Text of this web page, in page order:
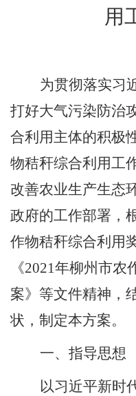
用
为贯彻落实习
打好大气污染防治
合利用主体的积极
物秸秆综合利用工
改善农业生产生态
政府的工作部署，
作物秸秆综合利用
《2021年柳州市农
案》等文件精神，
状，制定本方案。
一、 指导思想
以习近平新时